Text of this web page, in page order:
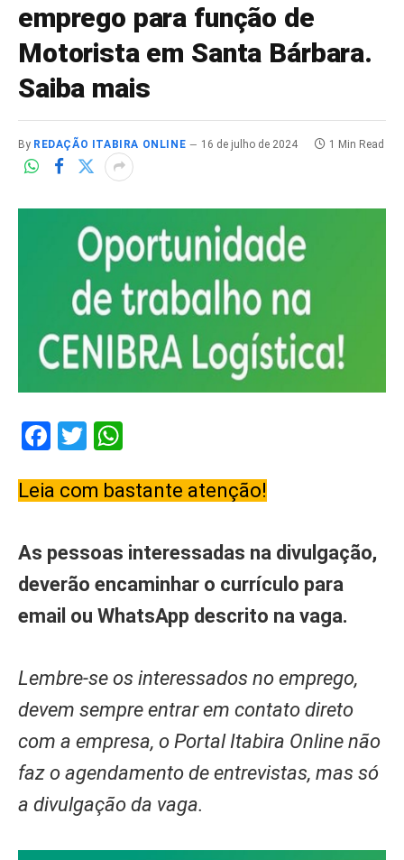
emprego para função de
Motorista em Santa Bárbara.
Saiba mais
By REDAÇÃO ITABIRA ONLINE 16 de julho de 2024 1 Min Read
Facebook
Twitter
Leia com bastante atenção!
As pessoas interessadas na divulgação,
deverão encaminhar o currículo para
email ou WhatsApp descrito na vaga.
Lembre-se os interessados no emprego,
devem sempre entrar em contato direto
com a empresa, o Portal Itabira Online não
faz o agendamento de entrevistas, mas só
a divulgação da vaga.